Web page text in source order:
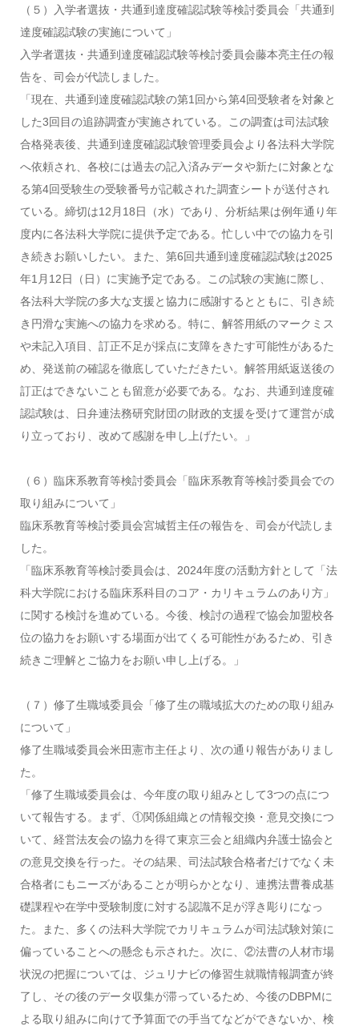
（５）入学者選抜・共通到達度確認試験等検討委員会「共通到
達度確認試験の実施について」
入学者選抜・共通到達度確認試験等検討委員会藤本亮主任の報
告を、司会が代読しました。
「現在、共通到達度確認試験の第1回から第4回受験者を対象と
した3回目の追跡調査が実施されている。この調査は司法試験
合格発表後、共通到達度確認試験管理委員会より各法科大学院
へ依頼され、各校には過去の記入済みデータや新たに対象とな
る第4回受験生の受験番号が記載された調査シートが送付され
ている。締切は12月18日（水）であり、分析結果は例年通り年
度内に各法科大学院に提供予定である。忙しい中での協力を引
き続きお願いしたい。また、第6回共通到達度確認試験は2025
年1月12日（日）に実施予定である。この試験の実施に際し、
各法科大学院の多大な支援と協力に感謝するとともに、引き続
き円滑な実施への協力を求める。特に、解答用紙のマークミス
や未記入項目、訂正不足が採点に支障をきたす可能性があるた
め、発送前の確認を徹底していただきたい。解答用紙返送後の
訂正はできないことも留意が必要である。なお、共通到達度確
認試験は、日弁連法務研究財団の財政的支援を受けて運営が成
り立っており、改めて感謝を申し上げたい。」
（６）臨床系教育等検討委員会「臨床系教育等検討委員会での
取り組みについて」
臨床系教育等検討委員会宮城哲主任の報告を、司会が代読しま
した。
「臨床系教育等検討委員会は、2024年度の活動方針として「法
科大学院における臨床系科目のコア・カリキュラムのあり方」
に関する検討を進めている。今後、検討の過程で協会加盟校各
位の協力をお願いする場面が出てくる可能性があるため、引き
続きご理解とご協力をお願い申し上げる。」
（７）修了生職域委員会「修了生の職域拡大のための取り組み
について」
修了生職域委員会米田憲市主任より、次の通り報告がありまし
た。
「修了生職域委員会は、今年度の取り組みとして3つの点につ
いて報告する。まず、①関係組織との情報交換・意見交換につ
いて、経営法友会の協力を得て東京三会と組織内弁護士協会と
の意見交換を行った。その結果、司法試験合格者だけでなく未
合格者にもニーズがあることが明らかとなり、連携法曹養成基
礎課程や在学中受験制度に対する認識不足が浮き彫りになっ
た。また、多くの法科大学院でカリキュラムが司法試験対策に
偏っていることへの懸念も示された。次に、②法曹の人材市場
状況の把握については、ジュリナビの修習生就職情報調査が終
了し、その後のデータ収集が滞っているため、今後のDBPMに
よる取り組みに向けて予算面での手当てなどができないか、検